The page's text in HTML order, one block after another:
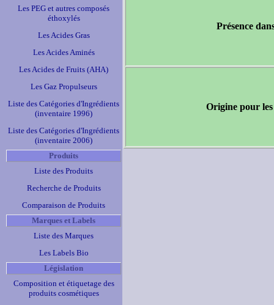
Les PEG et autres composés
éthoxylés
Les Acides Gras
Les Acides Aminés
Les Acides de Fruits (AHA)
Les Gaz Propulseurs
Liste des Catégories d'Ingrédients
(inventaire 1996)
Liste des Catégories d'Ingrédients
(inventaire 2006)
Produits
Liste des Produits
Recherche de Produits
Comparaison de Produits
Marques et Labels
Liste des Marques
Les Labels Bio
Législation
Composition et étiquetage des
produits cosmétiques
Présence
Origine pour les